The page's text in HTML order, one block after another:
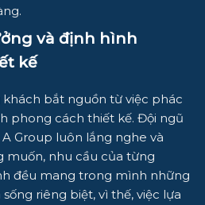
và định hình
kế
bắt nguồn từ việc phác
phong cách thiết kế. Đội ngũ
A Group luôn lắng nghe và
muốn, nhu cầu của từng
đều mang trong mình những
riêng biệt, vì thế, việc lựa